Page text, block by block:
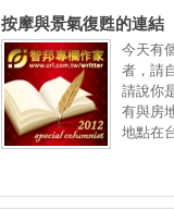
按摩與景氣復甦的連結
今天有
者，請
請說你
有與房
地點在